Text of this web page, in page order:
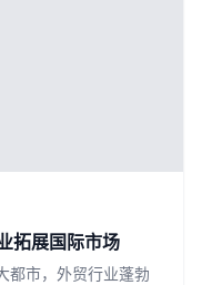
拓展国际市场
都市，外贸行业蓬勃